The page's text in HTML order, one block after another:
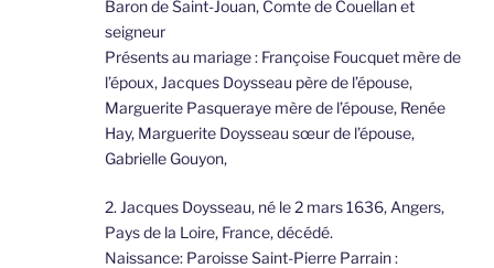
Baron de Saint-Jouan, Comte de Couellan et
seigneur
Présents au mariage : Françoise Foucquet mère de
l’époux, Jacques Doysseau père de l’épouse,
Marguerite Pasqueraye mère de l’épouse, Renée
Hay, Marguerite Doysseau sœur de l’épouse,
Gabrielle Gouyon,
2. Jacques Doysseau, né le 2 mars 1636, Angers,
Pays de la Loire, France, décédé.
Naissance: Paroisse Saint-Pierre Parrain :